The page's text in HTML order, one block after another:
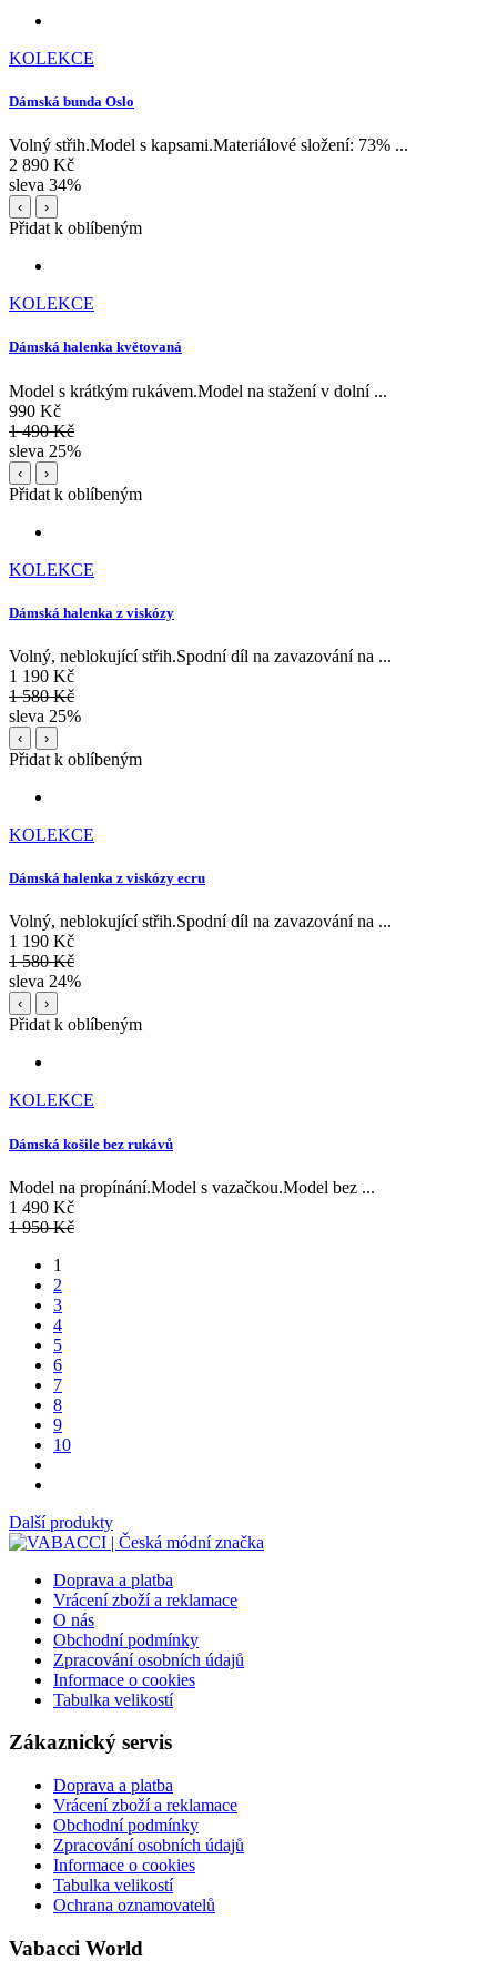
KOLEKCE
Dámská bunda Oslo
Volný střih.Model s kapsami.Materiálové složení: 73% ...
2 890 Kč
sleva 34%
‹ ›
Přidat k oblíbeným
KOLEKCE
Dámská halenka květovaná
Model s krátkým rukávem.Model na stažení v dolní ...
990 Kč
1 490 Kč
sleva 25%
‹ ›
Přidat k oblíbeným
KOLEKCE
Dámská halenka z viskózy
Volný, neblokující střih.Spodní díl na zavazování na ...
1 190 Kč
1 580 Kč
sleva 25%
‹ ›
Přidat k oblíbeným
KOLEKCE
Dámská halenka z viskózy ecru
Volný, neblokující střih.Spodní díl na zavazování na ...
1 190 Kč
1 580 Kč
sleva 24%
‹ ›
Přidat k oblíbeným
KOLEKCE
Dámská košile bez rukávů
Model na propínání.Model s vazačkou.Model bez ...
1 490 Kč
1 950 Kč
1
2
3
4
5
6
7
8
9
10
Další produkty
Doprava a platba
Vrácení zboží a reklamace
O nás
Obchodní podmínky
Zpracování osobních údajů
Informace o cookies
Tabulka velikostí
Zákaznický servis
Doprava a platba
Vrácení zboží a reklamace
Obchodní podmínky
Zpracování osobních údajů
Informace o cookies
Tabulka velikostí
Ochrana oznamovatelů
Vabacci World